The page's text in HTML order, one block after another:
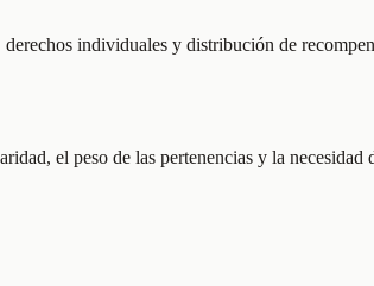
individuales y distribución de
el peso de las pertenencias y la necesidad